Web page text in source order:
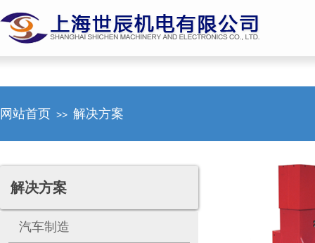
网站首页 >> 解决方案
解决方案
汽车制造